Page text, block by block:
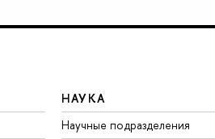
НАУКА
Научные подразделения